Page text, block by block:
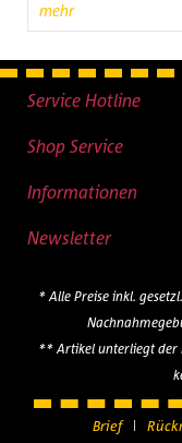
mehr
Service Hotline
Shop Service
Informationen
Newsletter
* Alle Preise inkl.
** Artikel unterliegt der
Brief